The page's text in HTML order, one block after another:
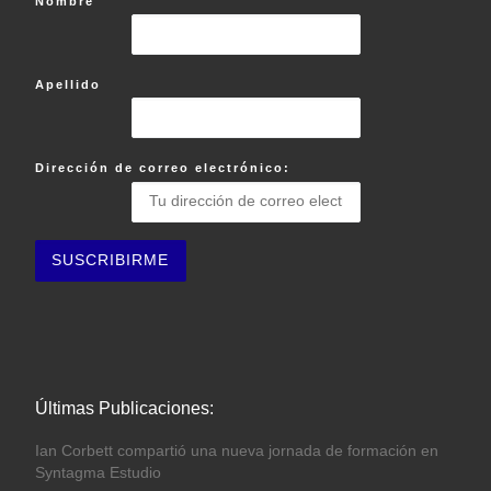
Apellido
Dirección de correo electrónico:
Últimas Publicaciones:
Ian Corbett compartió una nueva jornada de formación en
Syntagma Estudio